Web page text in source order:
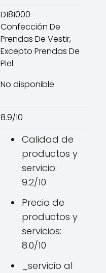
D181000–
Confección De
Prendas De Vestir,
Excepto Prendas De
Piel
No disponible
8.9/10
Calidad de
productos y
servicio:
9.2/10
Precio de
productos y
servicios:
8.0/10
_servicio al